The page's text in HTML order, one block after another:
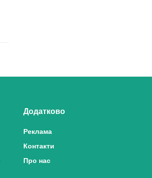
Додатково
Реклама
Контакти
Про нас